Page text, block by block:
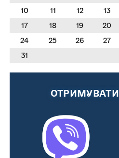
10
11 12 13
17
18 19 20
24
25 26 27
31